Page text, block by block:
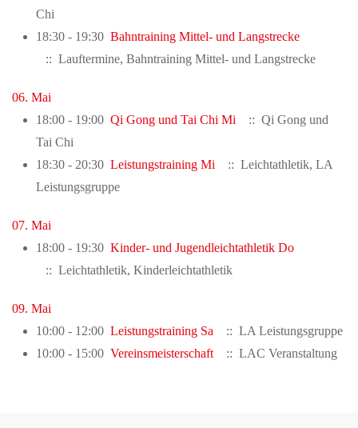
Chi
18:30 - 19:30 Bahntraining Mittel- und Langstrecke
:: Lauftermine, Bahntraining Mittel- und Langstrecke
06. Mai
18:00 - 19:00 Qi Gong und Tai Chi Mi
:: Qi Gong und
Tai Chi
18:30 - 20:30 Leistungstraining Mi
:: Leichtathletik, LA
Leistungsgruppe
07. Mai
18:00 - 19:30 Kinder- und Jugendleichtathletik Do
:: Leichtathletik, Kinderleichtathletik
09. Mai
10:00 - 12:00 Leistungstraining Sa
:: LA Leistungsgruppe
10:00 - 15:00 Vereinsmeisterschaft :: LAC Veranstaltung